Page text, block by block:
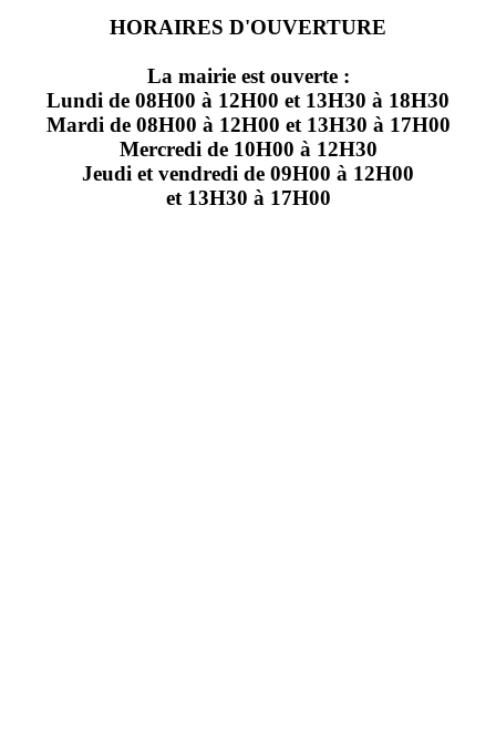
HORAIRES D'OUVERTURE
La mairie est ouverte :
Lundi de 08H00 à 12H00 et 13H30 à 18H30
Mardi de 08H00 à 12H00 et 13H30 à 17H00
Mercredi de 10H00 à 12H30
Jeudi et vendredi de 09H00 à 12H00
et 13H30 à 17H00